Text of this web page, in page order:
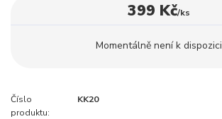
399 Kč/ks
Momentálně není k dispozici
Číslo
produktu:
KK20